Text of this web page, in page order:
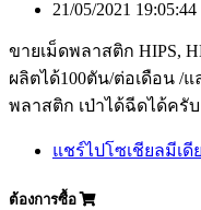
21/05/2021 19:05:44
ขายเม็ดพลาสติก HIPS,
ผลิตได้100ตัน/ต่อเดือน /แ
พลาสติก เป่าได้ฉีดได้ครั
แชร์ไปโซเชียลมีเดีย
ต้องการซื้อ